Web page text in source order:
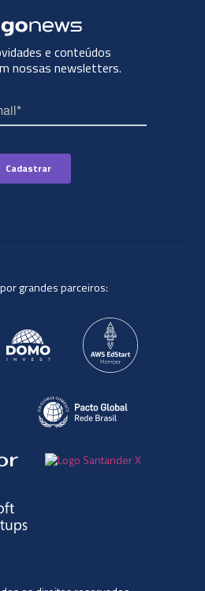
e conteúdos
nossas newsletters.
grandes parceiros: